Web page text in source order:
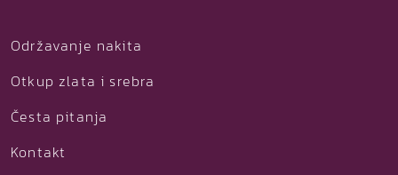
Održavanje nakita
Otkup zlata i srebra
Česta pitanja
Kontakt